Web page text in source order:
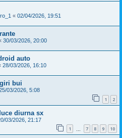
« 02/04/2026, 19:51
30/03/2026, 20:00
auto
28/03/2026, 16:10
bui
03/2026, 5:08
1 2
diurna sx
03/2026, 21:17
1 7 8 9 10